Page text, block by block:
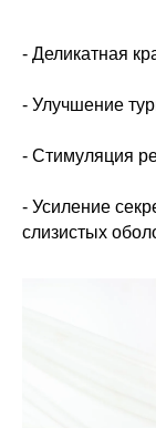
- Деликатная
- Улучшение
- Стимуляция
- Усиление
слизистых